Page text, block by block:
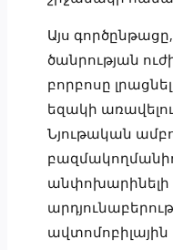
Այս
ծանրության
բորբոսը
եզակի
Նյութական
անփոխարինելի
ավտոմոբիլային